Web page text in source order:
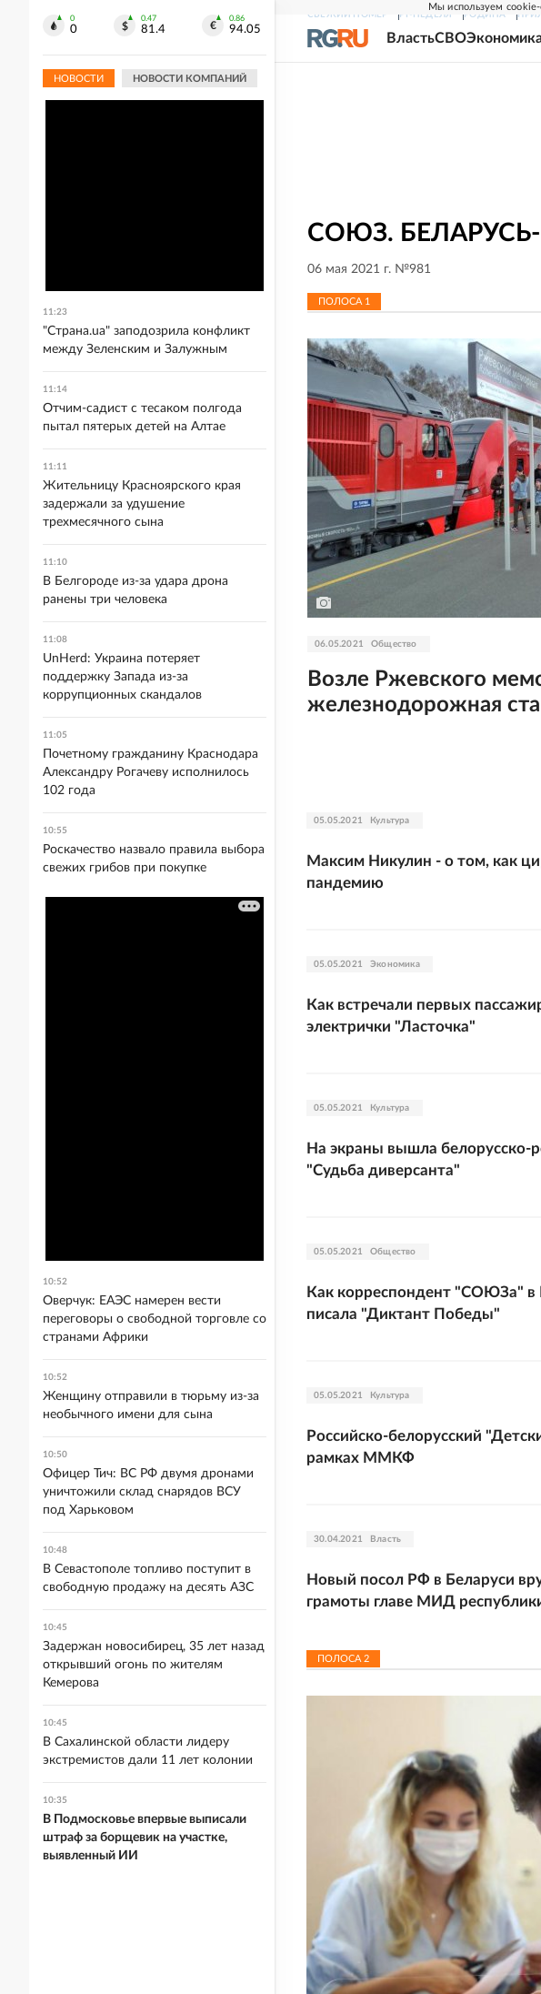
Мы используем
СВЕЖИЙ НОМЕР РГ-НЕДЕЛЯ РОДИНА
ВластьСВО
СОЮЗ.
06 мая 2021 г. №981
ПОЛОСА 1
06.05.2021 Общество
Возле Ржевского
железнодорожная
05.05.2021 Культура
Максим Никулин - о том, как
пандемию
05.05.2021 Экономика
Как встречали первых
электрички "Ласточка"
05.05.2021 Культура
На экраны вышла белорусско-
"Судьба диверсанта"
05.05.2021 Общество
Как корреспондент "СОЮЗа" в
писала "Диктант Победы"
05.05.2021 Культура
Российско-белорусский
рамках ММКФ
30.04.2021 Власть
Новый посол РФ в Беларуси
грамоты главе МИД
ПОЛОСА 2
0
0
0.47
81.4
0.86
94.05
НОВОСТИ НОВОСТИ КОМПАНИЙ
11:23
"Страна.ua" заподозрила конфликт
между Зеленским и Залужным
11:14
Отчим-садист с тесаком полгода
пытал пятерых детей на Алтае
11:11
Жительницу Красноярского края
задержали за удушение
трехмесячного сына
11:10
В Белгороде из-за удара дрона
ранены три человека
11:08
UnHerd: Украина потеряет
поддержку Запада из-за
коррупционных скандалов
11:05
Почетному гражданину Краснодара
Александру Рогачеву исполнилось
102 года
10:55
Роскачество назвало правила выбора
свежих грибов при покупке
10:52
Оверчук: ЕАЭС намерен вести
переговоры о свободной торговле со
странами Африки
10:52
Женщину отправили в тюрьму из-за
необычного имени для сына
10:50
Офицер Тич: ВС РФ двумя дронами
уничтожили склад снарядов ВСУ
под Харьковом
10:48
В Севастополе топливо поступит в
свободную продажу на десять АЗС
10:45
Задержан новосибирец, 35 лет назад
открывший огонь по жителям
Кемерова
10:45
В Сахалинской области лидеру
экстремистов дали 11 лет колонии
10:35
В Подмосковье впервые выписали
штраф за борщевик на участке,
выявленный ИИ